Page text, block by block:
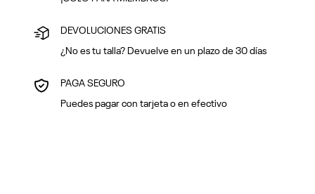
DEVOLUCIONES GRATIS
¿No es tu talla? Devuelve en un plazo de 30 días
PAGA SEGURO
Puedes pagar con tarjeta o en efectivo